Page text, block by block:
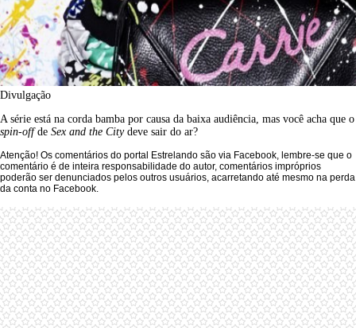
Divulgação
A série está na corda bamba por causa da baixa audiência, mas você acha que o
spin-offde Sex and the Citydeve sair do ar?
Atenção! Os comentários do portal Estrelando são via Facebook, lembre-se que o
comentário é de inteira responsabilidade do autor, comentários impróprios
poderão ser denunciados pelos outros usuários, acarretando até mesmo na perda
da conta no Facebook.